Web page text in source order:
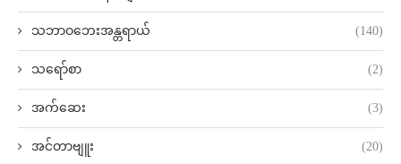
သဘာဝဘေးအန္တရာယ် (140)
သရော်စာ (2)
အက်ဆေး (3)
အင်တာဗျူး (20)